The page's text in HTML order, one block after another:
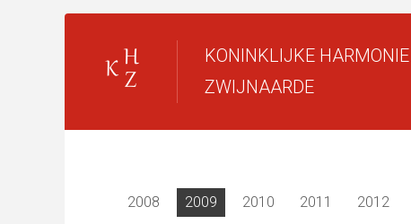
KONINKLIJKE HARMONIE
ZWIJNAARDE
2008 2009 2010 2011 2012